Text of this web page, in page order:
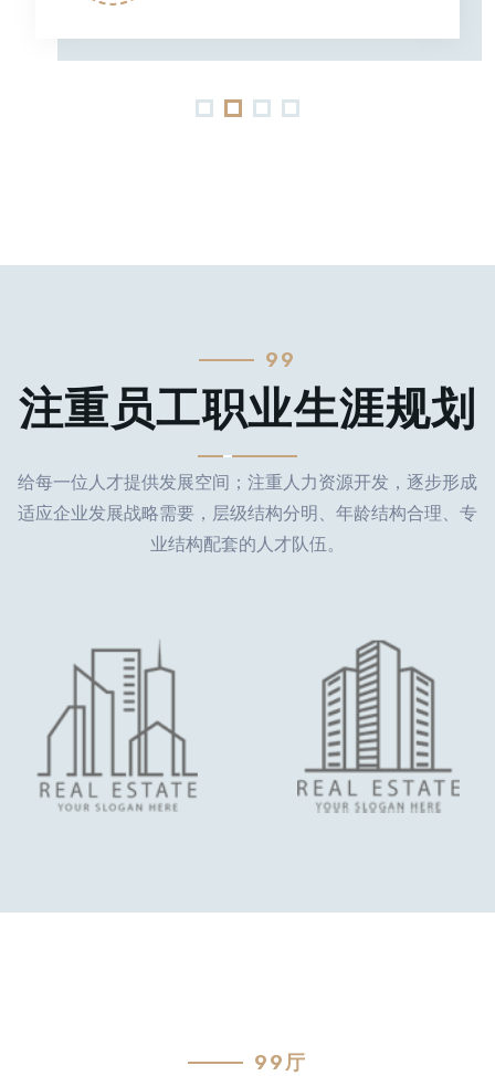
99
注重员工职业生涯规划
给每一位人才提供发展空间；注重人力资源开发，逐步形成
适应企业发展战略需要，层级结构分明、年龄结构合理、专
业结构配套的人才队伍。
99厅